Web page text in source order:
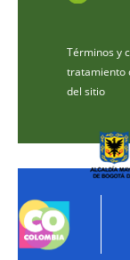
Términos y
tratamiento
del sitio